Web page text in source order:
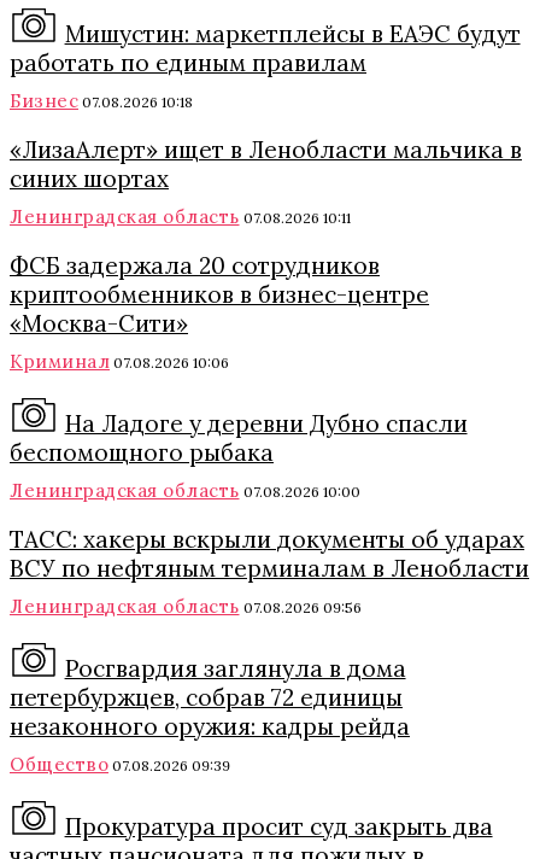
Мишустин: маркетплейсы в ЕАЭС будут
работать по единым правилам
Бизнес 07.08.2026 10:18
«ЛизаАлерт» ищет в Ленобласти мальчика в
синих шортах
Ленинградская область 07.08.2026 10:11
ФСБ задержала 20 сотрудников
криптообменников в бизнес-центре
«Москва-Сити»
Криминал 07.08.2026 10:06
На Ладоге у деревни Дубно спасли
беспомощного рыбака
Ленинградская область 07.08.2026 10:00
ТАСС: хакеры вскрыли документы об ударах
ВСУ по нефтяным терминалам в Ленобласти
Ленинградская область 07.08.2026 09:56
Росгвардия заглянула в дома
петербуржцев, собрав 72 единицы
незаконного оружия: кадры рейда
Общество 07.08.2026 09:39
Прокуратура просит суд закрыть два